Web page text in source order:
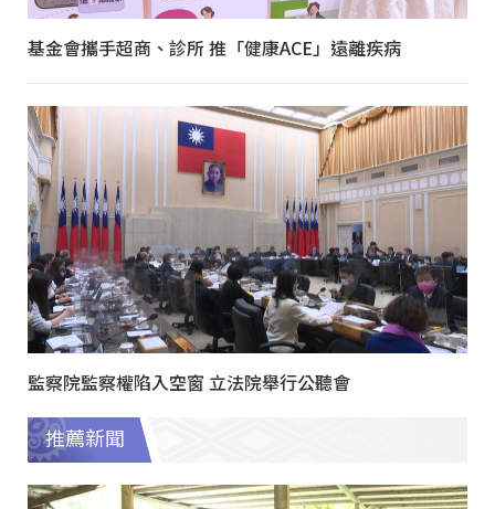
基金會攜手超商、診所 推「健康ACE」遠離疾病
監察院監察權陷入空窗 立法院舉行公聽會
推薦新聞